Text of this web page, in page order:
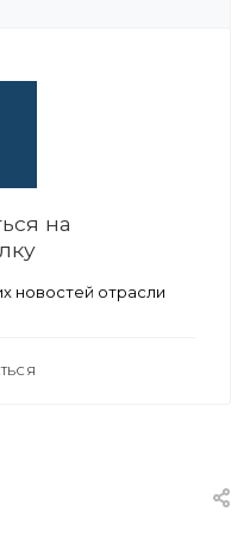
на
новостей отрасли